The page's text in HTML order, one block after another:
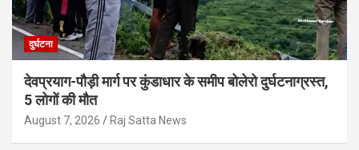
दुर्घटना
देवप्रयाग-पौड़ी मार्ग पर कुंडाधार के समीप बोलेरो दुर्घटनाग्रस्त,
5 लोगों की मौत
August 7, 2026 Raj Satta News